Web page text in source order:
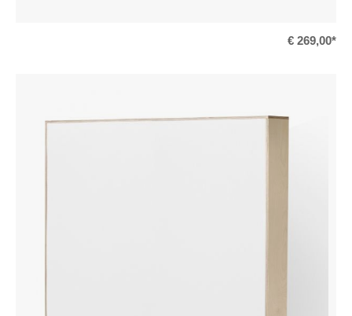
€ 269,00*